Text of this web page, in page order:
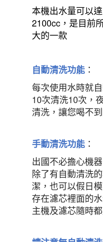
本機出水量可以
2100cc，是目前
大的一款
自動清洗功能 ：
每次使用水時就
10次清洗10次，
清洗，讓您喝不
手動清洗功能 ：
出國不必擔心機
除了有自動清洗
潔，也可以假日
存在濾芯裡面的
主機及濾芯隨時